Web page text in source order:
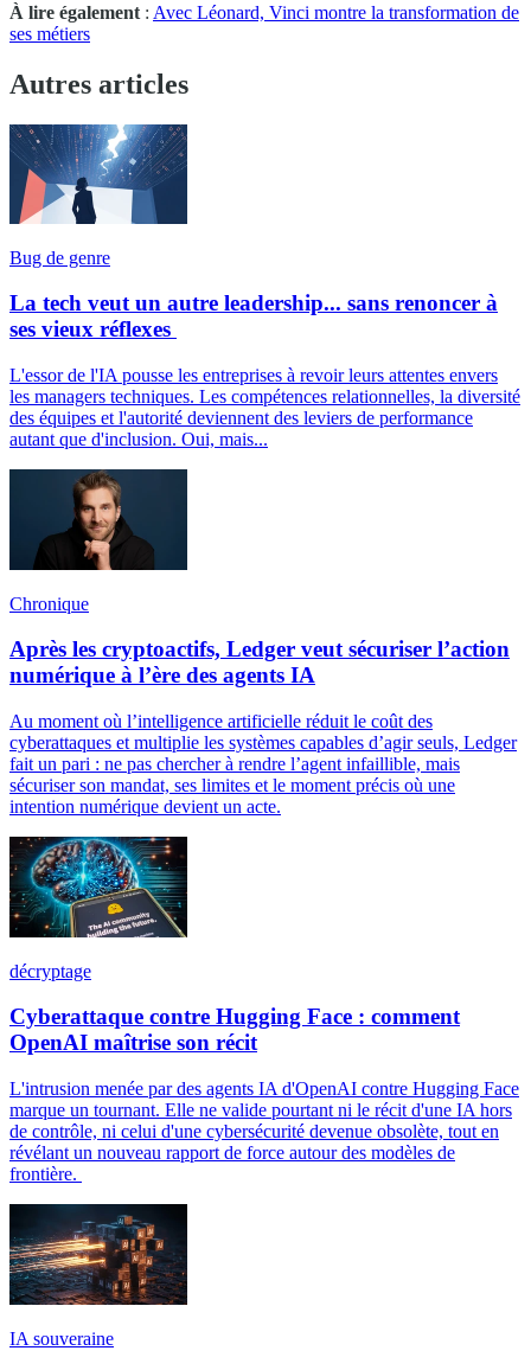
À lire également : Avec Léonard, Vinci montre la transformation de
ses métiers
Autres articles
Bug de genre
La tech veut un autre leadership... sans renoncer à
ses vieux réflexes
L'essor de l'IA pousse les entreprises à revoir leurs attentes envers
les managers techniques. Les compétences relationnelles, la diversité
des équipes et l'autorité deviennent des leviers de performance
autant que d'inclusion. Oui, mais...
Chronique
Après les cryptoactifs, Ledger veut sécuriser l’action
numérique à l’ère des agents IA
Au moment où l’intelligence artificielle réduit le coût des
cyberattaques et multiplie les systèmes capables d’agir seuls, Ledger
fait un pari : ne pas chercher à rendre l’agent infaillible, mais
sécuriser son mandat, ses limites et le moment précis où une
intention numérique devient un acte.
décryptage
Cyberattaque contre Hugging Face : comment
OpenAI maîtrise son récit
L'intrusion menée par des agents IA d'OpenAI contre Hugging Face
marque un tournant. Elle ne valide pourtant ni le récit d'une IA hors
de contrôle, ni celui d'une cybersécurité devenue obsolète, tout en
révélant un nouveau rapport de force autour des modèles de
frontière.
IA souveraine